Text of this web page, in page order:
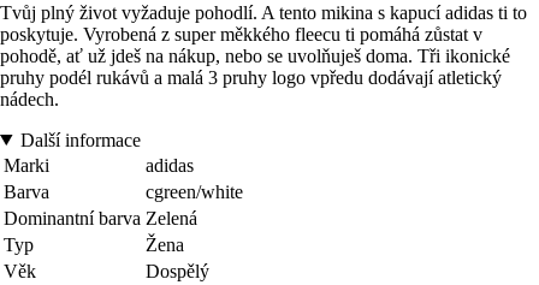
Tvůj plný život vyžaduje pohodlí. A tento mikina s kapucí adidas ti to
poskytuje. Vyrobená z super měkkého fleecu ti pomáhá zůstat v
pohodě, ať už jdeš na nákup, nebo se uvolňuješ doma. Tři ikonické
pruhy podél rukávů a malá 3 pruhy logo vpředu dodávají atletický
nádech.
Další informace
Marki
adidas
Barva
cgreen/white
Dominantní barva Zelená
Typ
Žena
Věk
Dospělý